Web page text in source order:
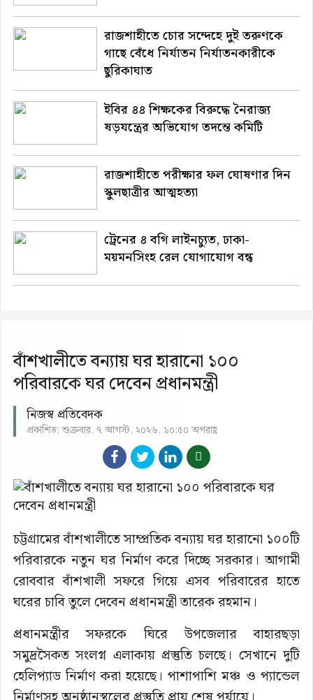
রাজশাহীতে চোর সন্দেহে দুই তরুণকে
গাছে বেঁধে নির্যাতন নির্যাতনকারীকে
ছুরিকাঘাত
ইবির ৪৪ শিক্ষকের বিরুদ্ধে নৈরাজ্য
ষড়যন্ত্রের অভিযোগ তদন্তে কমিটি
রাজশাহীতে পরীক্ষার ফল ঘোষণার দিন
স্কুলছাত্রীর আত্মহত্যা
ট্রেনের ৪ বগি লাইনচ্যুত, ঢাকা-
ময়মনসিংহ রেল যোগাযোগ বন্ধ
বাঁশখালীতে বন্যায় ঘর হারানো ১০০
পরিবারকে ঘর দেবেন প্রধানমন্ত্রী
নিজস্ব প্রতিবেদক
প্রকাশিত: শুক্রবার, ৭ আগস্ট, ২০২৬, ১০:৫০ অপরাহ্ণ
চট্টগ্রামের বাঁশখালীতে সাম্প্রতিক বন্যায় ঘর হারানো ১০০টি
পরিবারকে নতুন ঘর নির্মাণ করে দিচ্ছে সরকার। আগামী
রোববার বাঁশখালী সফরে গিয়ে এসব পরিবারের হাতে
ঘরের চাবি তুলে দেবেন প্রধানমন্ত্রী তারেক রহমান।
প্রধানমন্ত্রীর সফরকে ঘিরে উপজেলার বাহারছড়া
সমুদ্রসৈকত সংলগ্ন এলাকায় প্রস্তুতি চলছে। সেখানে দুটি
হেলিপ্যাড নির্মাণ করা হয়েছে। পাশাপাশি মঞ্চ ও প্যান্ডেল